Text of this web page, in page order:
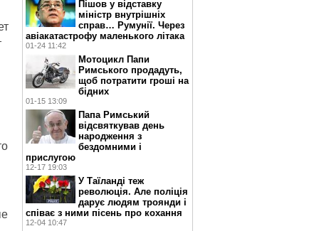
Пішов у відставку
міністр внутрішніх
справ… Румунії. Через
авіакатастрофу маленького літака
01-24 11:42
Мотоцикл Папи
Римського продадуть,
щоб потратити гроші на
бідних
01-15 13:09
Папа Римський
відсвяткував день
народження з
бездомними і
прислугою
12-17 19:03
У Таїланді теж
революція. Але поліція
дарує людям троянди і
співає з ними пісень про кохання
12-04 10:47